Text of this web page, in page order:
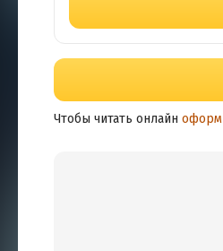
Чтобы читать онлайн